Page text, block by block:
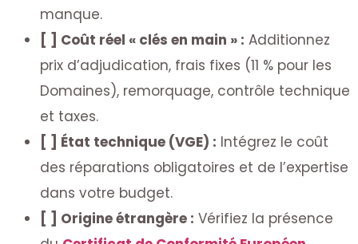
manque.
[ ] Coût réel « clés en main » : Additionnez
prix d’adjudication, frais fixes (11 % pour les
Domaines), remorquage, contrôle technique
et taxes.
[ ] État technique (VGE) : Intégrez le coût
des réparations obligatoires et de l’expertise
dans votre budget.
[ ] Origine étrangère : Vérifiez la présence